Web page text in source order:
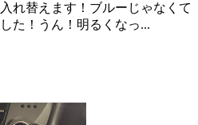
れ替えます！ブルーじゃなくて
た！うん！明るくなっ...